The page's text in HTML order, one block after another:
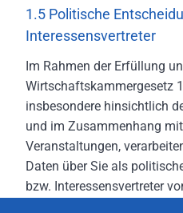
1.5 Politische
Interessensvertreter
Im Rahmen der Erfüllung
Wirtschaftskammergesetz
insbesondere hinsichtlich
und im Zusammenhang
Veranstaltungen,
Daten über Sie als
bzw. Interessensvertreter